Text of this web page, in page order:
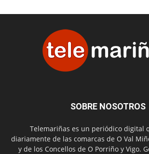
SOBRE NOSOTROS
Telemariñas es un periódico digital
diariamente de las comarcas de O Val
y de los Concellos de O Porriño y Vigo.